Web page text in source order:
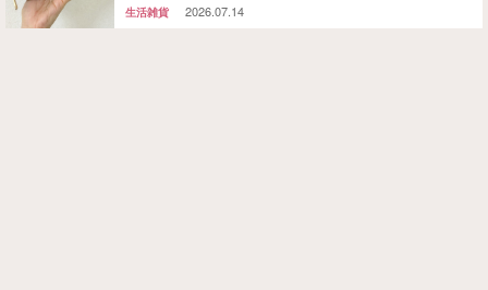
生活雑貨 2026.07.14